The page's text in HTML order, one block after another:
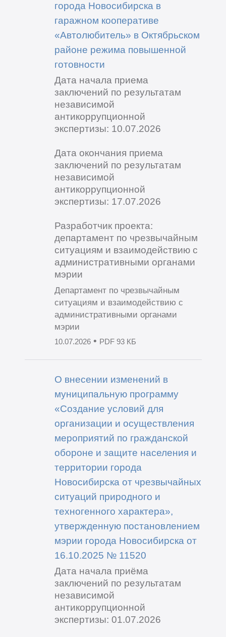
города Новосибирска в
гаражном кооперативе
«Автолюбитель» в Октябрьском
районе режима повышенной
готовности
Дата начала приема
заключений по результатам
независимой
антикоррупционной
экспертизы: 10.07.2026
Дата окончания приема
заключений по результатам
независимой
антикоррупционной
экспертизы: 17.07.2026
Разработчик проекта:
департамент по чрезвычайным
ситуациям и взаимодействию с
административными органами
мэрии
Департамент по чрезвычайным
ситуациям и взаимодействию с
административными органами
мэрии
10.07.2026• PDF 93 КБ
О внесении изменений в
муниципальную программу
«Создание условий для
организации и осуществления
мероприятий по гражданской
обороне и защите населения и
территории города
Новосибирска от чрезвычайных
ситуаций природного и
техногенного характера»,
утвержденную постановлением
мэрии города Новосибирска от
16.10.2025 № 11520
Дата начала приёма
заключений по результатам
независимой
антикоррупционной
экспертизы: 01.07.2026